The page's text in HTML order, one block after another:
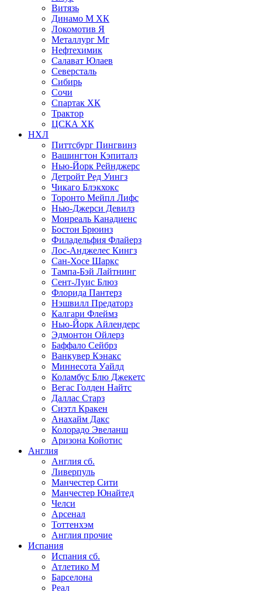
Витязь
Динамо М ХК
Локомотив Я
Металлург Мг
Нефтехимик
Салават Юлаев
Северсталь
Сибирь
Сочи
Спартак ХК
Трактор
ЦСКА ХК
НХЛ
Питтсбург Пингвинз
Вашингтон Кэпиталз
Нью-Йорк Рейнджерс
Детройт Ред Уингз
Чикаго Блэкхокс
Торонто Мейпл Лифс
Нью-Джерси Девилз
Монреаль Канадиенс
Бостон Брюинз
Филадельфия Флайерз
Лос-Анджелес Кингз
Сан-Хосе Шаркс
Тампа-Бэй Лайтнинг
Сент-Луис Блюз
Флорида Пантерз
Нэшвилл Предаторз
Калгари Флеймз
Нью-Йорк Айлендерс
Эдмонтон Ойлерз
Баффало Сейбрз
Ванкувер Кэнакс
Миннесота Уайлд
Коламбус Блю Джекетс
Вегас Голден Найтс
Даллас Старз
Сиэтл Кракен
Анахайм Дакс
Колорадо Эвеланш
Аризона Койотис
Англия
Англия сб.
Ливерпуль
Манчестер Сити
Манчестер Юнайтед
Челси
Арсенал
Тоттенхэм
Англия прочие
Испания
Испания сб.
Атлетико М
Барселона
Реал